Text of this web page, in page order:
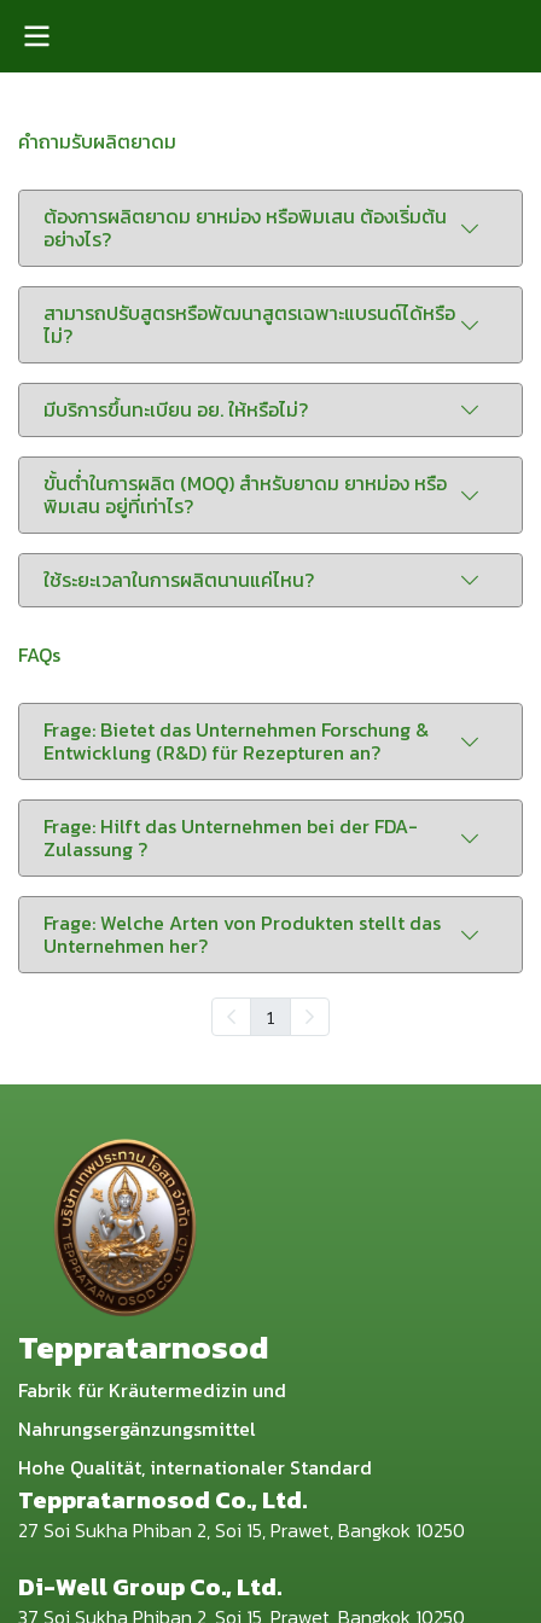
คำถามรับผลิตยาดม
ต้องการผลิตยาดม ยาหม่อง หรือพิมเสน ต้องเริ่มต้น
อย่างไร?
สามารถปรับสูตรหรือพัฒนาสูตรเฉพาะแบรนด์ได้หรือ
ไม่?
มีบริการขึ้นทะเบียน อย. ให้หรือไม่?
ขั้นต่ำในการผลิต (MOQ) สำหรับยาดม ยาหม่อง หรือ
พิมเสน อยู่ที่เท่าไร?
ใช้ระยะเวลาในการผลิตนานแค่ไหน?
FAQs
Frage: Bietet das Unternehmen Forschung &
Entwicklung (R&D) für Rezepturen an?
Frage: Hilft das Unternehmen bei der FDA-
Zulassung ?
Frage: Welche Arten von Produkten stellt das
Unternehmen her?
1
Teppratarnosod
Fabrik für Kräutermedizin und
Nahrungsergänzungsmittel
Hohe Qualität, internationaler Standard
Teppratarnosod Co., Ltd.
27 Soi Sukha Phiban 2, Soi 15, Prawet, Bangkok 10250
Di-Well Group Co., Ltd.
37 Soi Sukha Phiban 2, Soi 15, Prawet, Bangkok 10250